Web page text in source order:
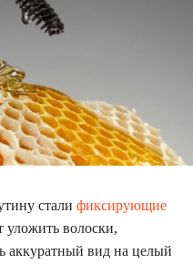
стали фиксирующие
волоски,
аккуратный вид на целый